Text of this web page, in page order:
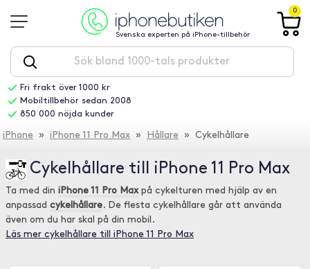
Svenska experten på iPhone-tillbehör
0
Fri frakt över 1000 kr
Mobiltillbehör sedan 2008
850 000 nöjda kunder
iPhone » iPhone 11 Pro Max » Hållare » Cykelhållare
Cykelhållare till iPhone 11 Pro Max
Ta med din iPhone 11 Pro Maxpå cykelturen med hjälp av en
anpassad cykelhållare. De flesta cykelhållare går att använda
även om du har skal på din mobil.
Läs mer cykelhållare till iPhone 11 Pro Max